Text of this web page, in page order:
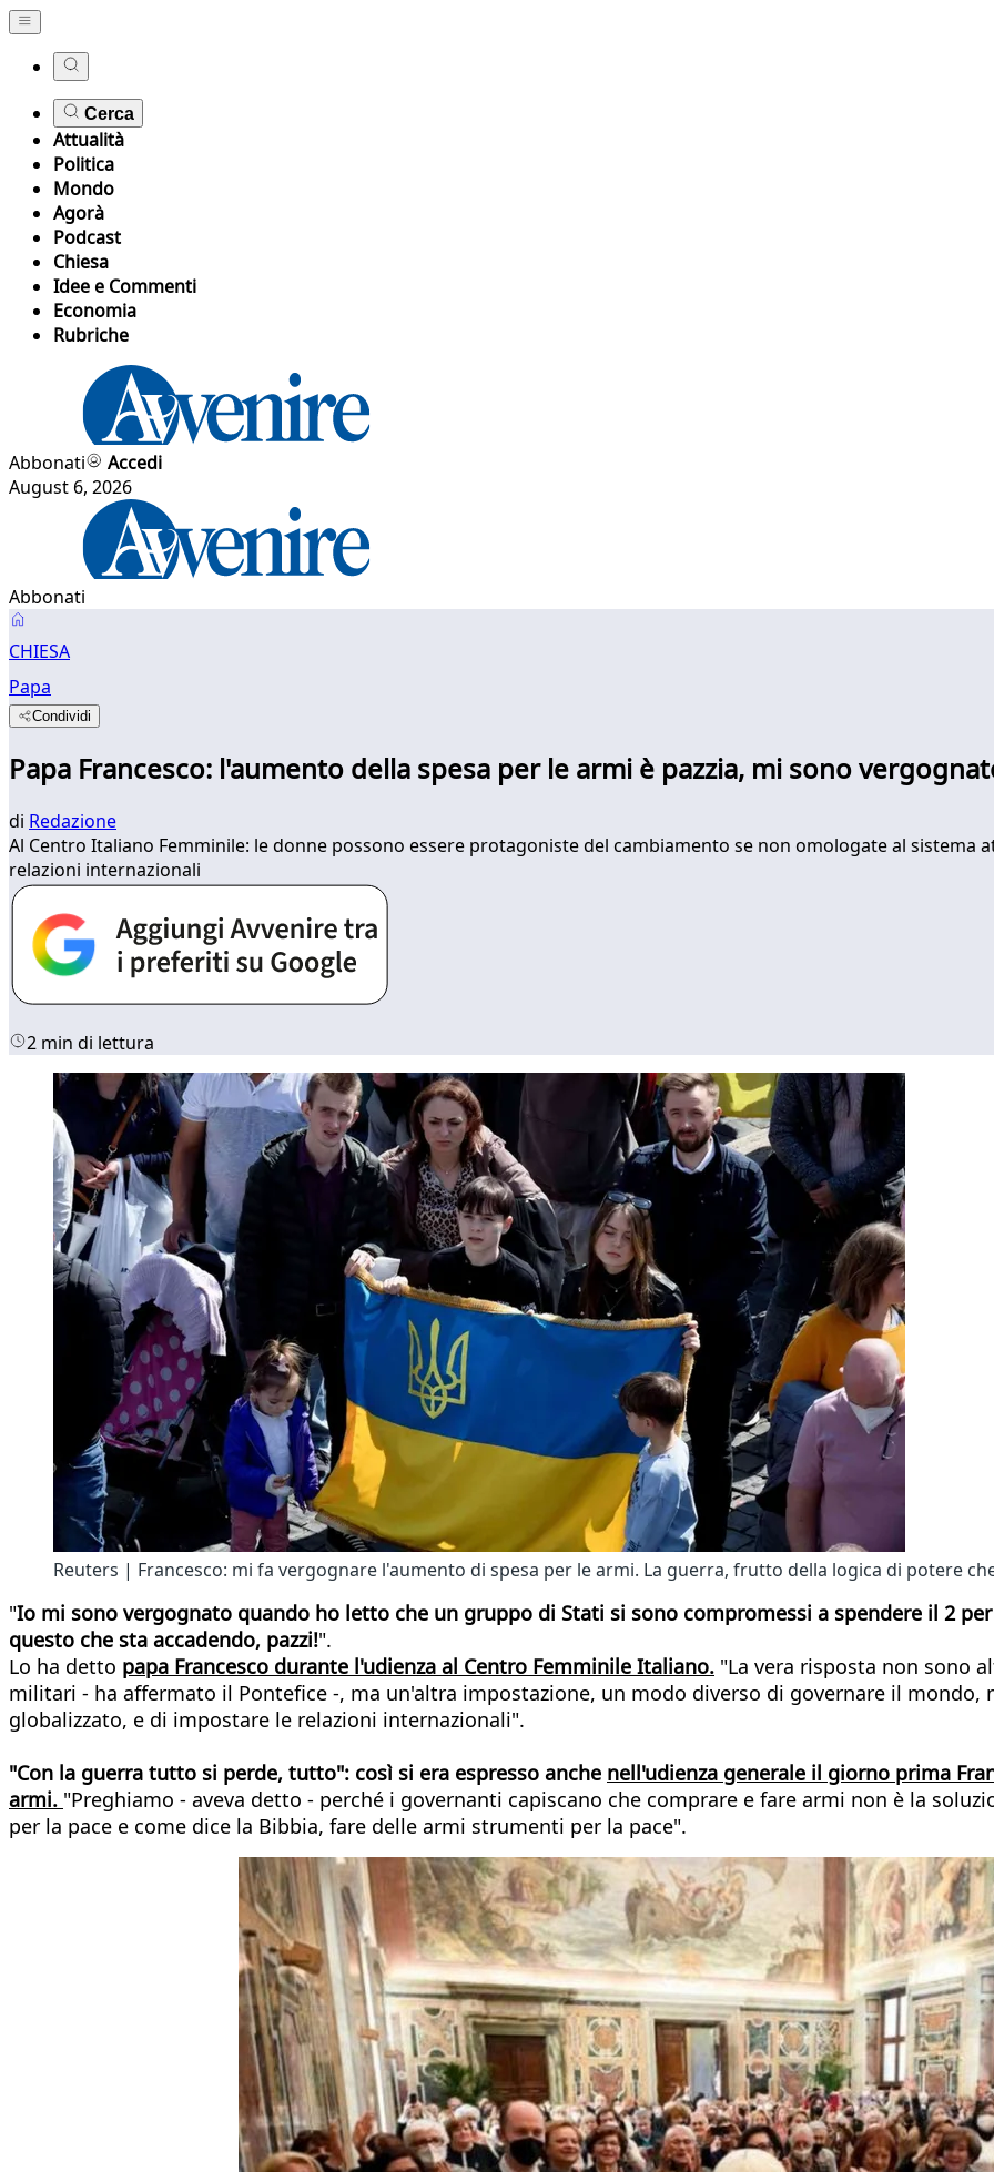
Cerca
Attualità
Politica
Mondo
Agorà
Podcast
Chiesa
Idee e Commenti
Economia
Rubriche
Abbonati
Accedi
August 6, 2026
Abbonati
CHIESA
Papa
Condividi
Papa Francesco: l'aumento della spesa per le armi è pazzia, mi sono
di Redazione
Al Centro Italiano Femminile: le donne possono essere protagoniste del cambiamento se non omologate al
relazioni internazionali
2 min di lettura
Reuters | Francesco: mi fa vergognare l'aumento di spesa per le armi. La guerra, frutto della logica di potere
"Io mi sono vergognato quando ho letto che un gruppo di Stati si sono compromessi a spendere il 2
questo che sta accadendo, pazzi!".
Lo ha detto papa Francesco durante l'udienza al Centro Femminile Italiano. "La vera risposta non sono
militari - ha affermato il Pontefice -, ma un'altra impostazione, un modo diverso di governare il mondo,
globalizzato, e di impostare le relazioni internazionali".
"Con la guerra tutto si perde, tutto": così si era espresso anche nell'udienza generale il giorno prima
armi. "Preghiamo - aveva detto - perché i governanti capiscano che comprare e fare armi non è la
per la pace e come dice la Bibbia, fare delle armi strumenti per la pace".